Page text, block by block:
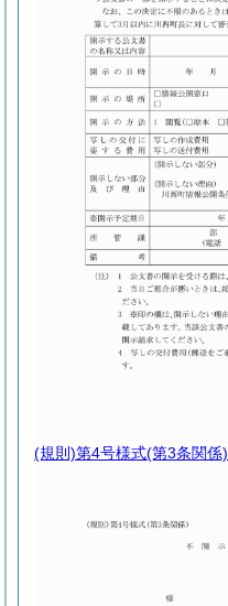
(規則)第4号様式(第3条関係)